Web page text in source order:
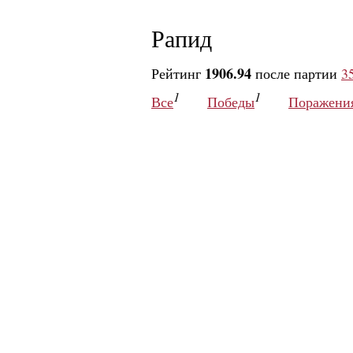
Рапид
Рейтинг 1906.94 после партии
Все1 Победы1